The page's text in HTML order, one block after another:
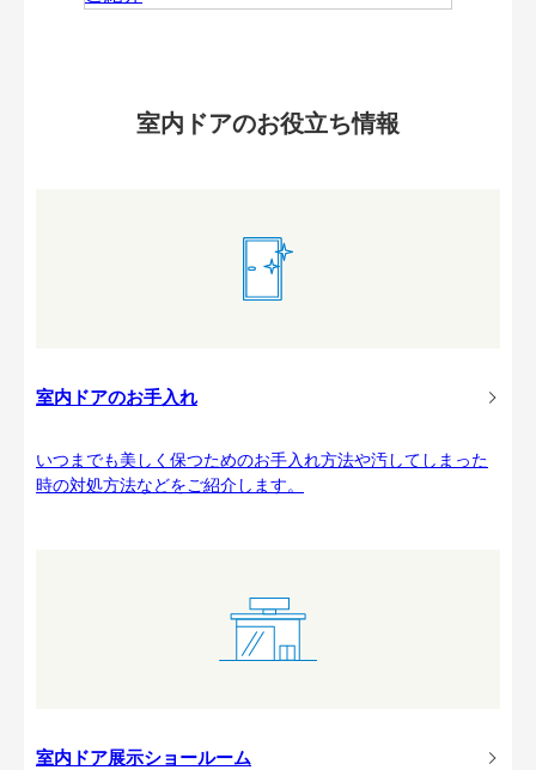
室内ドアのお役立ち情報
室内ドアのお手入れ
いつまでも美しく保つためのお手入れ方法や汚してしまった
時の対処方法などをご紹介します。
室内ドア展示ショールーム